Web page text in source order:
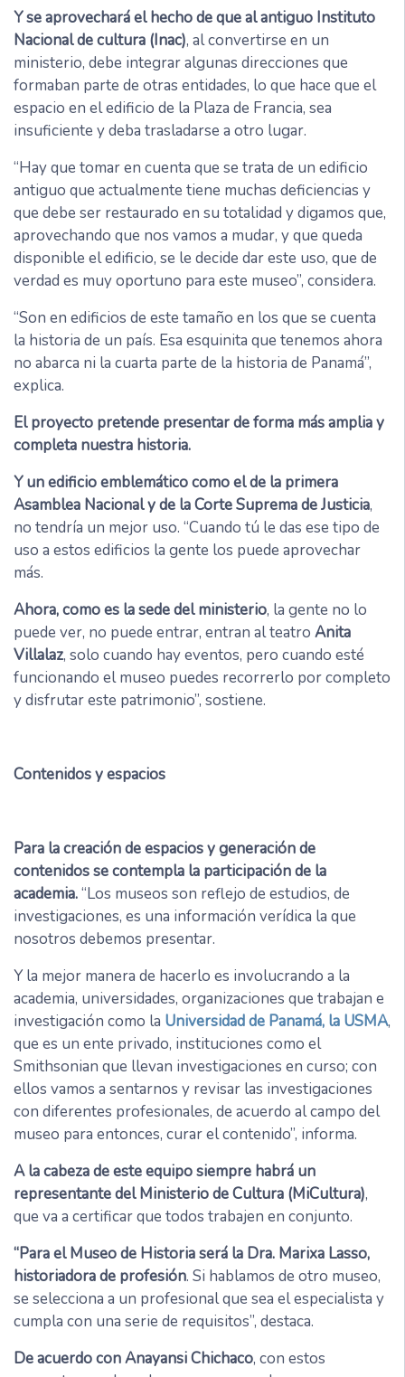
Y se aprovechará el hecho de que al antiguo Instituto
Nacional de cultura (Inac), al convertirse en un
ministerio, debe integrar algunas direcciones que
formaban parte de otras entidades, lo que hace que el
espacio en el edificio de la Plaza de Francia, sea
insuficiente y deba trasladarse a otro lugar.
“Hay que tomar en cuenta que se trata de un edificio
antiguo que actualmente tiene muchas deficiencias y
que debe ser restaurado en su totalidad y digamos que,
aprovechando que nos vamos a mudar, y que queda
disponible el edificio, se le decide dar este uso, que de
verdad es muy oportuno para este museo”, considera.
“Son en edificios de este tamaño en los que se cuenta
la historia de un país. Esa esquinita que tenemos ahora
no abarca ni la cuarta parte de la historia de Panamá”,
explica.
El proyecto pretende presentar de forma más amplia y
completa nuestra historia.
Y un edificio emblemático como el de la primera
Asamblea Nacional y de la Corte Suprema de Justicia,
no tendría un mejor uso. “Cuando tú le das ese tipo de
uso a estos edificios la gente los puede aprovechar
más.
Ahora, como es la sede del ministerio, la gente no lo
puede ver, no puede entrar, entran al teatro Anita
Villalaz, solo cuando hay eventos, pero cuando esté
funcionando el museo puedes recorrerlo por completo
y disfrutar este patrimonio”, sostiene.
Contenidos y espacios
Para la creación de espacios y generación de
contenidos se contempla la participación de la
academia.“Los museos son reflejo de estudios, de
investigaciones, es una información verídica la que
nosotros debemos presentar.
Y la mejor manera de hacerlo es involucrando a la
academia, universidades, organizaciones que trabajan e
investigación como la Universidad de Panamá, la USMA,
que es un ente privado, instituciones como el
Smithsonian que llevan investigaciones en curso; con
ellos vamos a sentarnos y revisar las investigaciones
con diferentes profesionales, de acuerdo al campo del
museo para entonces, curar el contenido”, informa.
A la cabeza de este equipo siempre habrá un
representante del Ministerio de Cultura (MiCultura),
que va a certificar que todos trabajen en conjunto.
“Para el Museo de Historia será la Dra. Marixa Lasso,
historiadora de profesión. Si hablamos de otro museo,
se selecciona a un profesional que sea el especialista y
cumpla con una serie de requisitos”, destaca.
De acuerdo con Anayansi Chichaco, con estos